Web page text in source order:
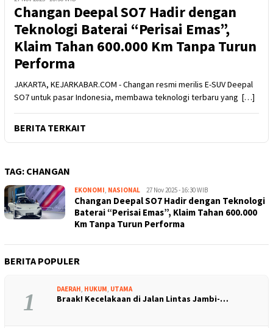
Changan Deepal SO7 Hadir dengan
Teknologi Baterai “Perisai Emas”,
Klaim Tahan 600.000 Km Tanpa Turun
Performa
JAKARTA, KEJARKABAR.COM - Changan resmi merilis E-SUV Deepal
SO7 untuk pasar Indonesia, membawa teknologi terbaru yang […]
BERITA TERKAIT
TAG: CHANGAN
EKONOMI NASIONAL Kejar
Kabar
27 Nov 2025 - 16:30 WIB
Changan Deepal SO7 Hadir dengan Teknologi
Baterai “Perisai Emas”, Klaim Tahan 600.000
Km Tanpa Turun Performa
BERITA POPULER
1 DAERAH HUKUM UTAMA
Braak! Kecelakaan di Jalan Lintas Jambi-…